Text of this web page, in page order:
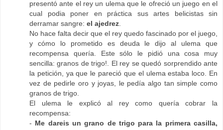
presentó ante el rey un ulema que le ofreció un juego en el
cual podia poner en práctica sus artes belicistas sin
derramar sangre: el ajedrez.
No hace falta decir que el rey quedo fascinado por el juego,
y cómo lo prometido es deuda le dijo al ulema que
recompensa quería. Este sólo le pidió una cosa muy
sencilla: granos de trigo!. El rey se quedó sorprendido ante
la petición, ya que le pareció que el ulema estaba loco. En
vez de pedirle oro y joyas, le pedía algo tan simple como
granos de trigo.
El ulema le explicó al rey como quería cobrar la
recompensa:
- Me dareis un grano de trigo para la primera casilla,